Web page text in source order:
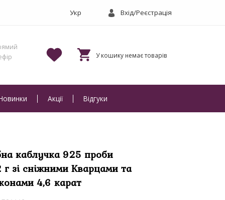
Вхід/Реєстрація
Акції Відгуки
каблучка 925 проби
г зі сніжними Кварцами та
4,6 карат